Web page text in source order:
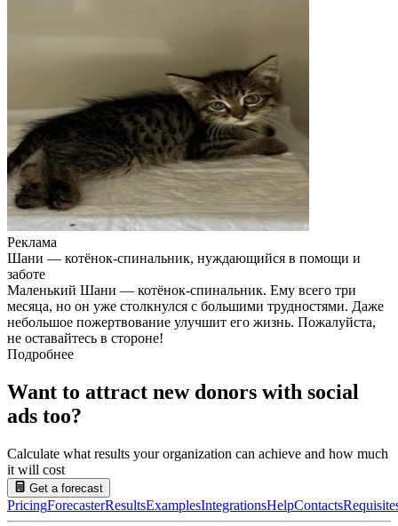
Реклама
Шани — котёнок-спинальник, нуждающийся в помощи и
заботе
Маленький Шани — котёнок-спинальник. Ему всего три
месяца, но он уже столкнулся с большими трудностями. Даже
небольшое пожертвование улучшит его жизнь. Пожалуйста,
не оставайтесь в стороне!
Подробнее
Want to attract new donors with social
ads too?
Calculate what results your organization can achieve and how much
it will cost
Get a forecast
PricingForecasterResultsExamplesIntegrationsHelpContacts